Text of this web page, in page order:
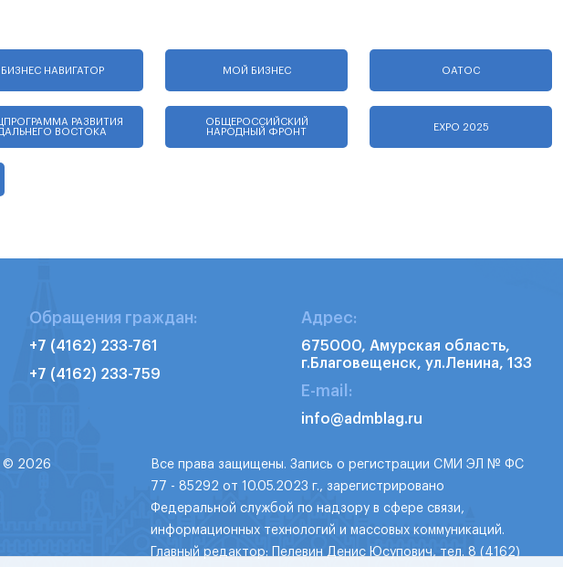
БИЗНЕС НАВИГАТОР МОЙ БИЗНЕС ОАТОС
РАЗВИТИЯ
ВОСТОКА
ОБЩЕРОССИЙСКИЙ
НАРОДНЫЙ ФРОНТ
EXPO 2025
Обращения граждан:
+7 (4162) 233-761
+7 (4162) 233-759
Адрес:
675000, Амурская область,
г.Благовещенск, ул.Ленина, 133
E-mail:
info@admblag.ru
© 2026
Все права защищены. Запись о регистрации СМИ ЭЛ № ФС
77 - 85292 от 10.05.2023 г., зарегистрировано
Федеральной службой по надзору в сфере связи,
информационных технологий и массовых коммуникаций.
Главный редактор: Пелевин Денис Юсупович, тел. 8 (4162)